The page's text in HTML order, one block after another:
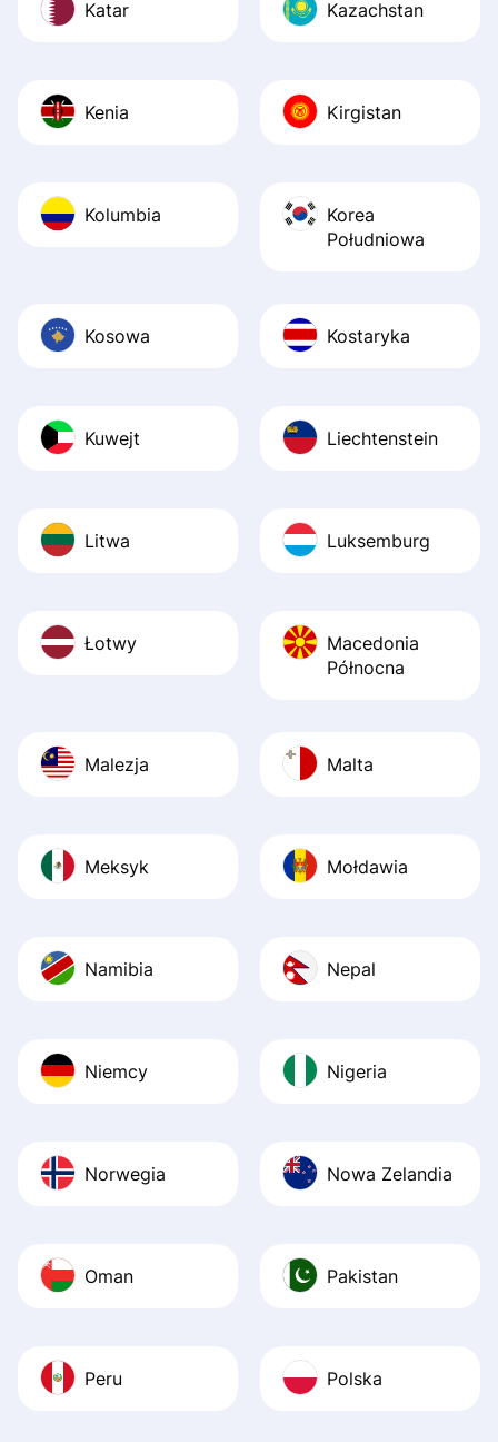
Katar Kazachstan
Kenia Kirgistan
Kolumbia
Korea
Południowa
Kosowa Kostaryka
Kuwejt Liechtenstein
Litwa Luksemburg
Łotwy
Macedonia
Północna
Malezja Malta
Meksyk Mołdawia
Namibia Nepal
Niemcy Nigeria
Norwegia Nowa Zelandia
Oman Pakistan
Peru Polska